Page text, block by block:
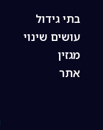
בתי גידול
עושים שינוי
מגזין
אתר